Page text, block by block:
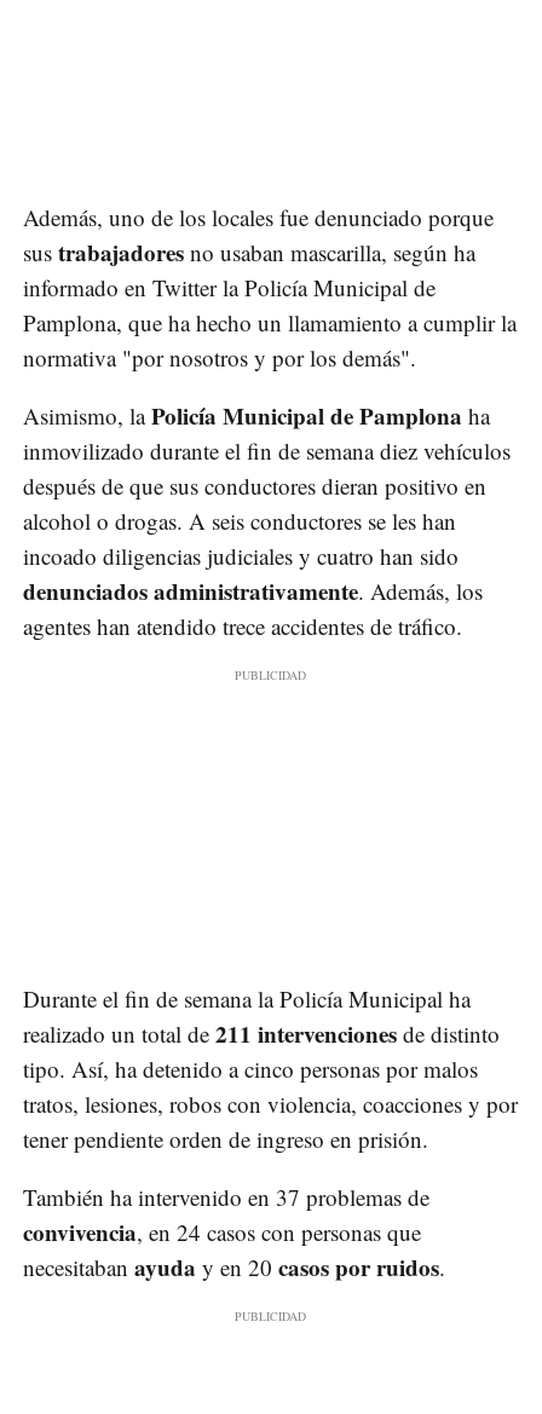
Además, uno de los locales fue denunciado porque
sus trabajadores no usaban mascarilla, según ha
informado en Twitter la Policía Municipal de
Pamplona, que ha hecho un llamamiento a cumplir la
normativa "por nosotros y por los demás".
Asimismo, laPolicía Municipal de Pamplona ha
inmovilizado durante el fin de semana diez vehículos
después de que sus conductores dieran positivo en
alcohol o drogas. A seis conductores se les han
incoado diligencias judiciales y cuatro han sido
denunciados administrativamente. Además, los
agentes han atendido trece accidentes de tráfico.
Durante el fin de semana la Policía Municipal ha
realizado un total de 211 intervenciones de distinto
tipo. Así, ha detenido a cinco personas por malos
tratos, lesiones, robos con violencia, coacciones y por
tener pendiente orden de ingreso en prisión.
También ha intervenido en 37 problemas de
convivencia, en 24 casos con personas que
necesitaban ayuda y en 20 casos por ruidos.